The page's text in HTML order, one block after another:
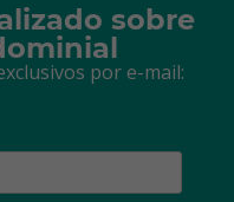
sobre
por e-mail: